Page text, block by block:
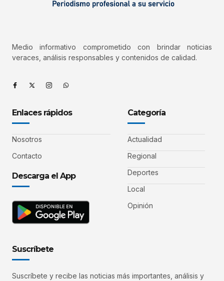
Medio informativo comprometido con brindar noticias
veraces, análisis responsables y contenidos de calidad.
Enlaces rápidos
Nosotros
Contacto
Descarga el App
Categoría
Actualidad
Regional
Deportes
Local
Opinión
Suscríbete
Suscríbete y recibe las noticias más importantes, análisis y